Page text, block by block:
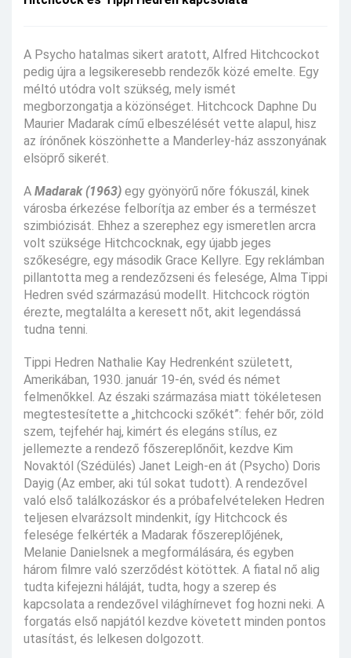
A Psycho hatalmas sikert aratott, Alfred Hitchcockot
pedig újra a legsikeresebb rendezők közé emelte. Egy
méltó utódra volt szükség, mely ismét
megborzongatja a közönséget. Hitchcock Daphne Du
Maurier Madarak című elbeszélését vette alapul, hisz
az írónőnek köszönhette a Manderley-ház asszonyának
elsöprő sikerét.
A Madarak (1963) egy gyönyörű nőre fókuszál, kinek
városba érkezése felborítja az ember és a természet
szimbiózisát. Ehhez a szerephez egy ismeretlen arcra
volt szüksége Hitchcocknak, egy újabb jeges
szőkeségre, egy második Grace Kellyre. Egy reklámban
pillantotta meg a rendezőzseni és felesége, Alma Tippi
Hedren svéd származású modellt. Hitchcock rögtön
érezte, megtalálta a keresett nőt, akit legendássá
tudna tenni.
Tippi Hedren Nathalie Kay Hedrenként született,
Amerikában, 1930. január 19-én, svéd és német
felmenőkkel. Az északi származása miatt tökéletesen
megtestesítette a „hitchcocki szőkét”: fehér bőr, zöld
szem, tejfehér haj, kimért és elegáns stílus, ez
jellemezte a rendező főszereplőnőit, kezdve Kim
Novaktól (Szédülés) Janet Leigh-en át (Psycho) Doris
Dayig (Az ember, aki túl sokat tudott). A rendezővel
való első találkozáskor és a próbafelvételeken Hedren
teljesen elvarázsolt mindenkit, így Hitchcock és
felesége felkérték a Madarak főszereplőjének,
Melanie Danielsnek a megformálására, és egyben
három filmre való szerződést kötöttek. A fiatal nő alig
tudta kifejezni háláját, tudta, hogy a szerep és
kapcsolata a rendezővel világhírnevet fog hozni neki. A
forgatás első napjától kezdve követett minden pontos
utasítást, és lelkesen dolgozott.